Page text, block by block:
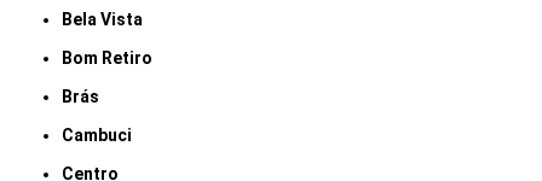
Bela Vista
Bom Retiro
Brás
Cambuci
Centro